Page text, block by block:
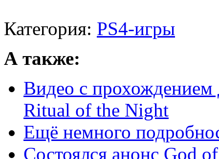
Категория: PS4-игры
А также:
Видео с
Ritual of the Night
Ещё немного
Состоялся анонс God